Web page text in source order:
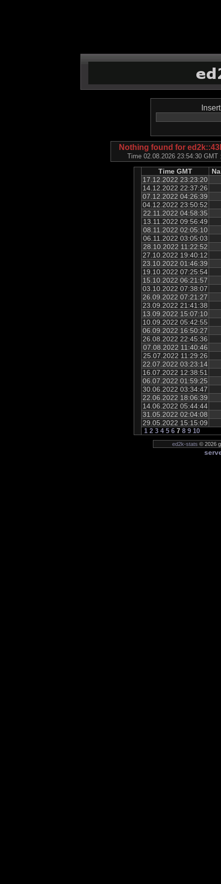
Nothing found for
Time 02.08.2026 23:54:30
Time GMT
17.12.2022 23:23:20
14.12.2022 22:37:26
07.12.2022 04:26:39
04.12.2022 23:50:52
22.11.2022 04:58:35
13.11.2022 09:56:49
08.11.2022 02:05:10
06.11.2022 03:05:03
28.10.2022 11:22:52
27.10.2022 19:40:12
23.10.2022 01:46:39
19.10.2022 07:25:54
15.10.2022 06:21:57
03.10.2022 07:38:07
26.09.2022 07:21:27
23.09.2022 21:41:38
13.09.2022 15:07:10
10.09.2022 05:42:55
06.09.2022 16:50:27
26.08.2022 22:45:36
07.08.2022 11:40:46
25.07.2022 11:29:26
22.07.2022 03:23:14
16.07.2022 12:38:51
06.07.2022 01:59:25
30.06.2022 03:34:47
22.06.2022 18:06:39
14.06.2022 05:44:44
31.05.2022 02:04:08
29.05.2022 15:15:09
1 2 3 4 5 6 7 8 9 10
ed2k-stats © 2026